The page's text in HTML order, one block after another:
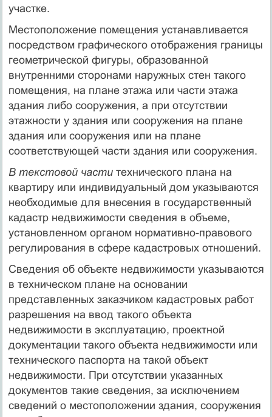
участке.
Местоположение помещения устанавливается
посредством графического отображения границы
геометрической фигуры, образованной
внутренними сторонами наружных стен такого
помещения, на плане этажа или части этажа
здания либо сооружения, а при отсутствии
этажности у здания или сооружения на плане
здания или сооружения или на плане
соответствующей части здания или сооружения.
В текстовой части технического плана на
квартиру или индивидуальный дом указываются
необходимые для внесения в государственный
кадастр недвижимости сведения в объеме,
установленном органом нормативно-правового
регулирования в сфере кадастровых отношений.
Сведения об объекте недвижимости указываются
в техническом плане на основании
представленных заказчиком кадастровых работ
разрешения на ввод такого объекта
недвижимости в эксплуатацию, проектной
документации такого объекта недвижимости или
технического паспорта на такой объект
недвижимости. При отсутствии указанных
документов такие сведения, за исключением
сведений о местоположении здания, сооружения